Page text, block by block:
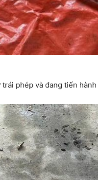
phép và đang tiến